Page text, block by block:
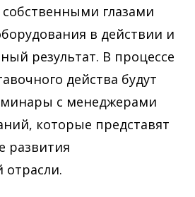
глазами
в действии и
результат. В процессе
действа будут
с менеджерами
которые представят
развития
отрасли.